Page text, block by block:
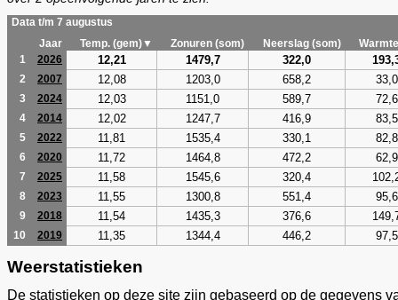
Data t/m 7 augustus
Jaar
Temp. (gem)▼ Zonuren (som) Neerslag (som)
1
2026 12,21 1479,7 322,0
2 2007 12,08 1203,0 658,2 33,0
3 2024 12,03 1151,0 589,7 72,6
4 2014 12,02 1247,7 416,9 83,5
5 2022 11,81 1535,4 330,1 82,8
6 2020 11,72 1464,8 472,2 62,9
7 2025 11,58 1545,6 320,4
8 2023 11,55 1300,8 551,4 95,6
9 2018 11,54 1435,3 376,6
10 2019 11,35 1344,4 446,2 97,5
Weerstatistieken
De statistieken op deze site zijn gebaseerd op de gegevens